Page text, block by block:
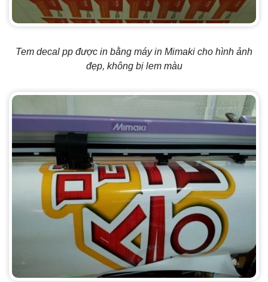
Tem decal pp được in bằng máy in Mimaki cho hình ảnh
đẹp, không bị lem màu